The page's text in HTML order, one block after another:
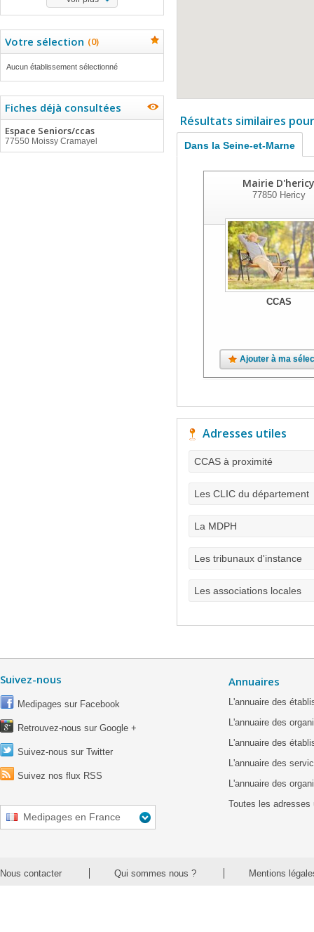
Votre sélection (0)
Aucun établissement sélectionné
Fiches déjà consultées
Espace Seniors/ccas
77550 Moissy Cramayel
Résultats similaires
Dans la Seine-et-Marne
Mairie D'hericy
77850Hericy
CCAS
Ajouter à ma
Adresses utiles
CCAS à proximité
Les CLIC du département
La MDPH
Les tribunaux d'instance
Les associations locales
Suivez-nous
Medipages sur Facebook
Retrouvez-nous sur Google +
Suivez-nous sur Twitter
Suivez nos flux RSS
Medipages en France
Annuaires
L'annuaire des
L'annuaire des
L'annuaire des
L'annuaire des
L'annuaire des
Toutes les adresses
Nous contacter Qui sommes nous ? Mentions